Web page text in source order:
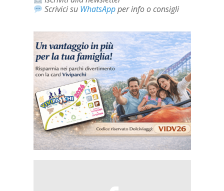
Scrivici su WhatsAppper info o consigli